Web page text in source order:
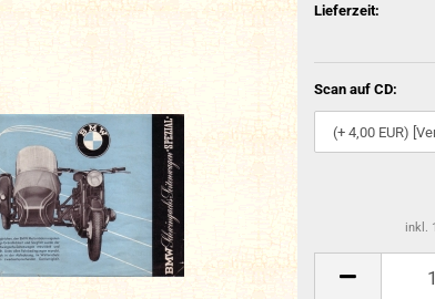
Lieferzeit:
Scan auf CD:
inkl.